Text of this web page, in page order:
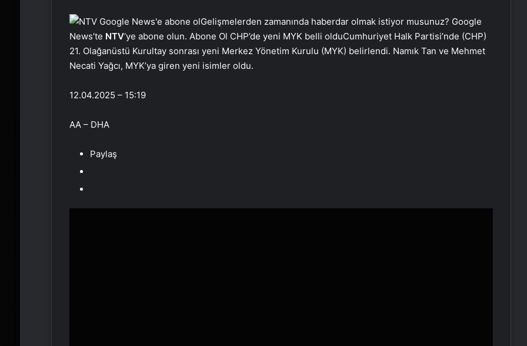
Gelişmelerden zamanında haberdar olmak istiyor musunuz? Google
News’te NTV‘ye abone olun. Abone Ol CHP’de yeni MYK belli olduCumhuriyet Halk Partisi’nde (CHP)
21. Olağanüstü Kurultay sonrası yeni Merkez Yönetim Kurulu (MYK) belirlendi. Namık Tan ve Mehmet
Necati Yağcı, MYK’ya giren yeni isimler oldu.
12.04.2025 – 15:19
AA – DHA
Paylaş